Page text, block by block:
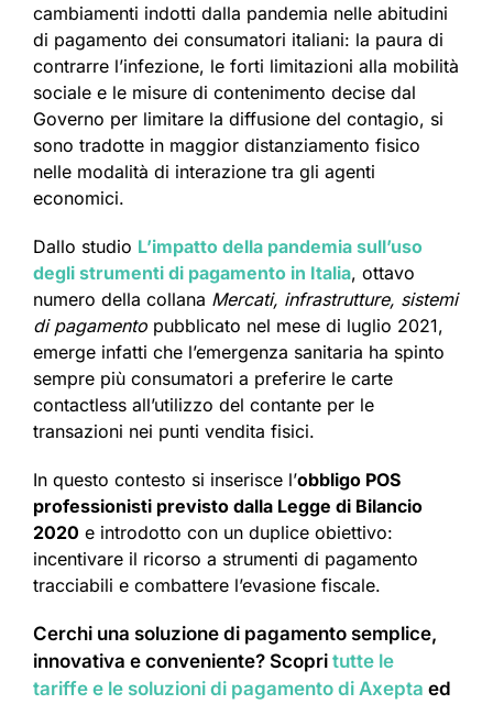
cambiamenti indotti dalla pandemia nelle abitudini
di pagamento dei consumatori italiani: la paura di
contrarre l’infezione, le forti limitazioni alla mobilità
sociale e le misure di contenimento decise dal
Governo per limitare la diffusione del contagio, si
sono tradotte in maggior distanziamento fisico
nelle modalità di interazione tra gli agenti
economici.
Dallo studio L’impatto della pandemia sull’uso
degli strumenti di pagamento in Italia, ottavo
numero della collana Mercati, infrastrutture, sistemi
di pagamento pubblicato nel mese di luglio 2021,
emerge infatti che l’emergenza sanitaria ha spinto
sempre più consumatori a preferire le carte
contactless all’utilizzo del contante per le
transazioni nei punti vendita fisici.
In questo contesto si inserisce l’obbligo POS
professionisti previsto dalla Legge di Bilancio
2020 e introdotto con un duplice obiettivo:
incentivare il ricorso a strumenti di pagamento
tracciabili e combattere l’evasione fiscale.
Cerchi una soluzione di pagamento semplice,
innovativa e conveniente? Scopri tutte le
tariffe e le soluzioni di pagamento di Axepta ed